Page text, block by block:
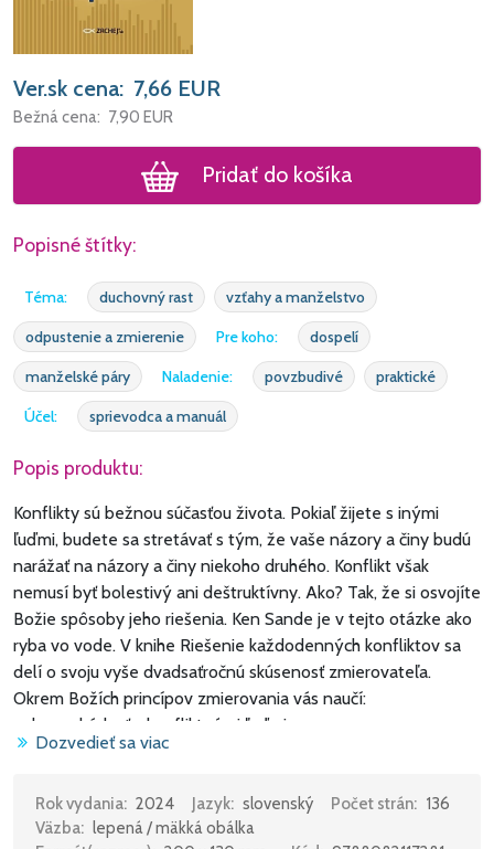
Ver.sk cena: 7,66 EUR
Bežná cena: 7,90 EUR
Pridať do košíka
Popisné štítky:
Téma: duchovný rast
vzťahy a manželstvo
odpustenie a zmierenie
Pre koho:
dospelí
manželské páry
Naladenie: povzbudivé
praktické
Účel:
sprievodca a manuál
Popis produktu:
Konflikty sú bežnou súčasťou života. Pokiaľ žijete s inými
ľuďmi, budete sa stretávať s tým, že vaše názory a činy budú
narážať na názory a činy niekoho druhého. Konflikt však
nemusí byť bolestivý ani deštruktívny. Ako? Tak, že si osvojíte
Božie spôsoby jeho riešenia. Ken Sande je v tejto otázke ako
ryba vo vode. V knihe Riešenie každodenných konfliktov sa
delí o svoju vyše dvadsaťročnú skúsenosť zmierovateľa.
Okrem Božích princípov zmierovania vás naučí:
• ako vychádzať s konfliktnými ľuďmi,
• ako neopúšťať problémové vzťahy,
• ako nezhoršovať už vzniknuté konflikty,
• ako vľúdne napomínať,
Dozvedieť sa viac
Rok vydania: 2024 Jazyk: slovenský Počet strán: 136
Väzba: lepená / mäkká obálka